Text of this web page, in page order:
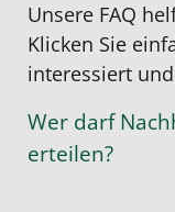
Unsere FAQ
Klicken Sie
interessiert
Wer darf
erteilen?